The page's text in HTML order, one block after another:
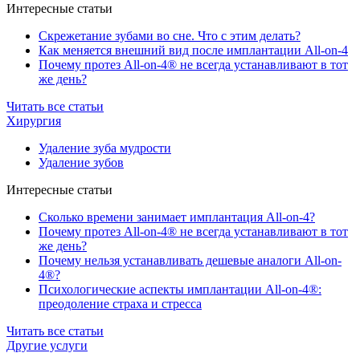
Интересные статьи
Скрежетание зубами во сне. Что с этим делать?
Как меняется внешний вид после имплантации All-on-4
Почему протез All-on-4® не всегда устанавливают в тот
же день?
Читать все статьи
Хирургия
Удаление зуба мудрости
Удаление зубов
Интересные статьи
Сколько времени занимает имплантация All-on-4?
Почему протез All-on-4® не всегда устанавливают в тот
же день?
Почему нельзя устанавливать дешевые аналоги All-on-
4®?
Психологические аспекты имплантации All-on-4®:
преодоление страха и стресса
Читать все статьи
Другие услуги